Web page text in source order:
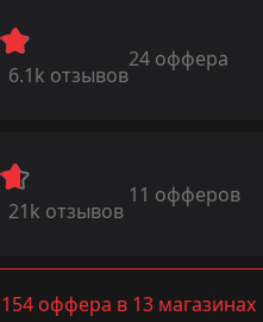
6.1k отзывов
24 оффера
21k отзывов
11 офферов
154 оффера в 13 магазинах